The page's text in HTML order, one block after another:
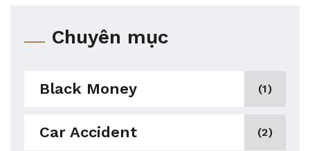
Chuyên mục
Black Money (1)
Car Accident (2)